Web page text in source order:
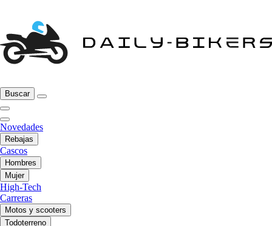
Buscar
Novedades
Rebajas
Cascos
Hombres
Mujer
High-Tech
Carreras
Motos y scooters
Todoterreno